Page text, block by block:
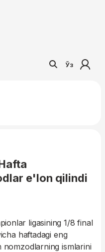
Ўз
e'lon qilindi
ligasining 1/8 final
haftadagi eng
ismlarini